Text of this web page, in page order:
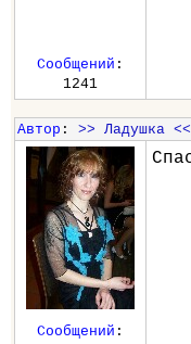
Сообщений :
1241
Автор : >> Ладушка <<
Сообщений :